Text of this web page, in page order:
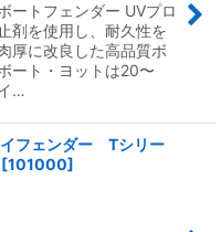
ートフェンダー UVプロ
剤を使用し、耐久性を
厚に改良した高品質ボ
ート・ヨットは20〜
…
イフェンダー Tシリー
[101000]